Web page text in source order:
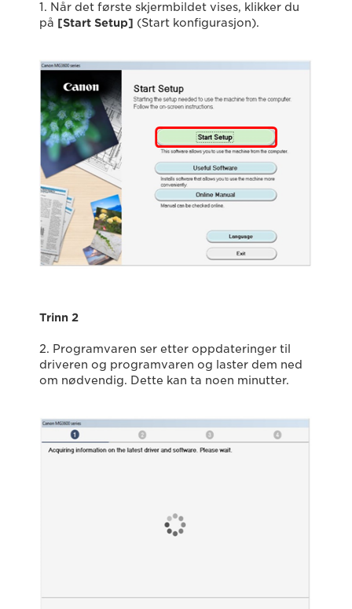
1. Når det første skjermbildet vises, klikker du
på [Start Setup] (Start konfigurasjon).
Trinn 2
2. Programvaren ser etter oppdateringer til
driveren og programvaren og laster dem ned
om nødvendig. Dette kan ta noen minutter.